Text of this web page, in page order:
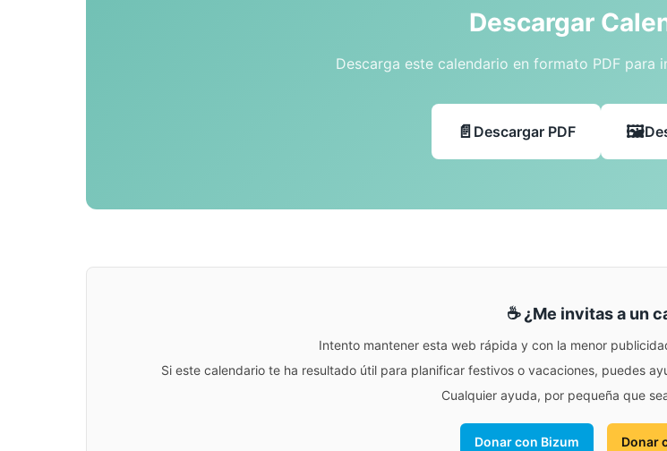
Descargar
Descarga este calendario en formato PDF para
Descargar PDF
☕ ¿Me invitas a un
Intento mantener esta web rápida y con la menor
Si este calendario te ha resultado útil para planificar festivos o vacaciones, puedes
Cualquier ayuda, por pequeña que
Donar con Bizum Donar